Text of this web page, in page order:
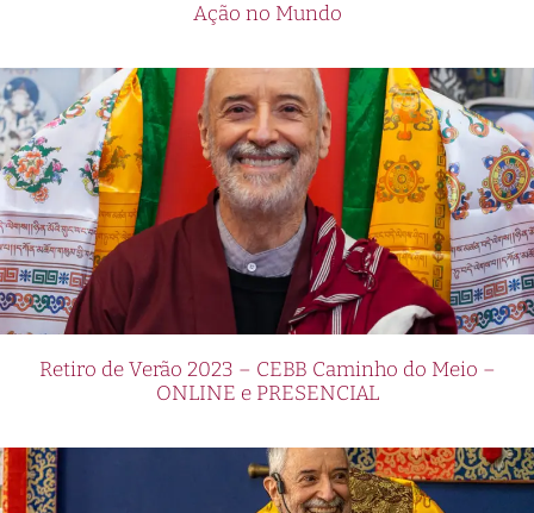
Ação no Mundo
Retiro de Verão 2023 – CEBB Caminho do Meio –
ONLINE e PRESENCIAL